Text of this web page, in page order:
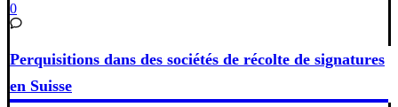
0
Perquisitions dans des sociétés de récolte de signatures
en Suisse